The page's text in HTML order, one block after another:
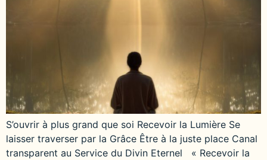
S’ouvrir à plus grand que soi Recevoir la Lumière Se
laisser traverser par la Grâce Être à la juste place Canal
transparent au Service du Divin Eternel « Recevoir la